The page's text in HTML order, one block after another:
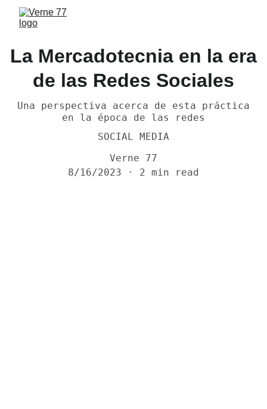
La Mercadotecnia en la era
de las Redes Sociales
Una perspectiva acerca de esta práctica
en la época de las redes
SOCIAL MEDIA
Verne 77
8/16/2023
2 min read